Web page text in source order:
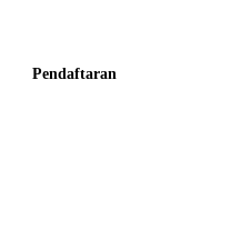
Pendaftaran